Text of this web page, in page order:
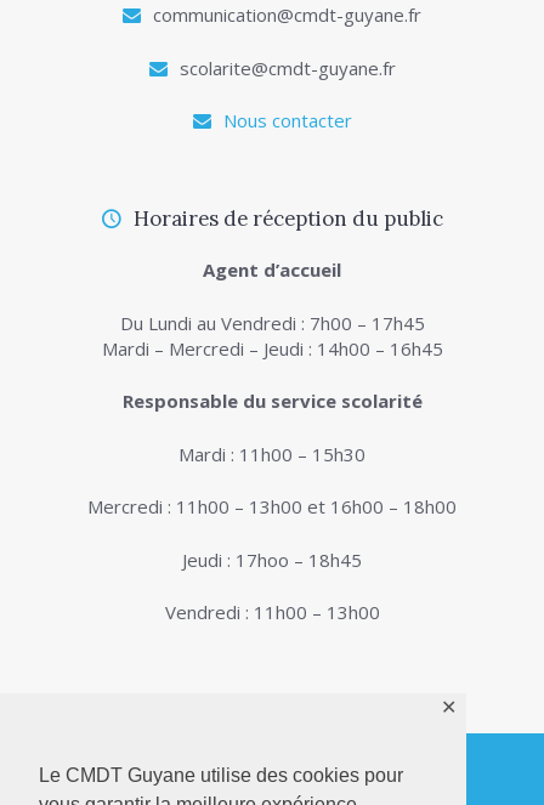
Le CMDT Guyane utilise des cookies pour
✕
communication@cmdt-guyane.fr
scolarite@cmdt-guyane.fr
Nous contacter
Horaires de réception du public
Agent d’accueil
Du Lundi au Vendredi : 7h00 – 17h45
Mardi – Mercredi – Jeudi : 14h00 – 16h45
Responsable du service scolarité
Mardi : 11h00 – 15h30
Mercredi : 11h00 – 13h00 et 16h00 – 18h00
Jeudi : 17hoo – 18h45
Vendredi : 11h00 – 13h00